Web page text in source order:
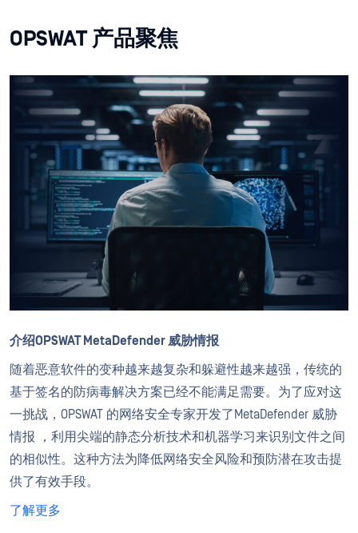
OPSWAT 产品聚焦
介绍OPSWAT MetaDefender 威胁情报
随着恶意软件的变种越来越复杂和躲避性越来越强，传统的
基于签名的防病毒解决方案已经不能满足需要。为了应对这
一挑战，OPSWAT 的网络安全专家开发了MetaDefender 威胁
情报 ，利用尖端的静态分析技术和机器学习来识别文件之间
的相似性。这种方法为降低网络安全风险和预防潜在攻击提
供了有效手段。
了解更多